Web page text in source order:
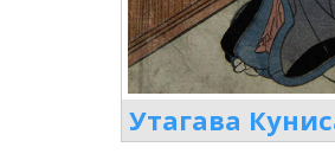
Утагава